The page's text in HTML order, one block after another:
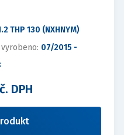
THP 130 (NXHNYM)
07/2015 -
DPH